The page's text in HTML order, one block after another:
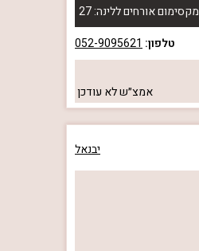
מקסימום אורחים ללינה: 27
טלפון: 052-9095621
אמצ״שלא עודכן
יבנאל